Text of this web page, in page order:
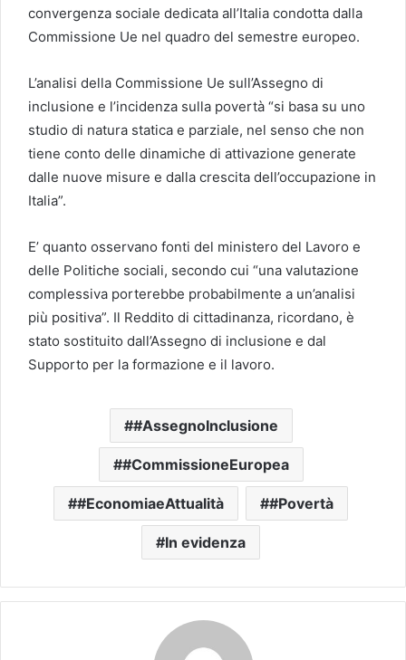
convergenza sociale dedicata all’Italia condotta dalla
Commissione Ue nel quadro del semestre europeo.
L’analisi della Commissione Ue sull’Assegno di
inclusione e l’incidenza sulla povertà “si basa su uno
studio di natura statica e parziale, nel senso che non
tiene conto delle dinamiche di attivazione generate
dalle nuove misure e dalla crescita dell’occupazione in
Italia”.
E’ quanto osservano fonti del ministero del Lavoro e
delle Politiche sociali, secondo cui “una valutazione
complessiva porterebbe probabilmente a un’analisi
più positiva”. Il Reddito di cittadinanza, ricordano, è
stato sostituito dall’Assegno di inclusione e dal
Supporto per la formazione e il lavoro.
#AssegnoInclusione
#CommissioneEuropea
#EconomiaeAttualità #Povertà
In evidenza